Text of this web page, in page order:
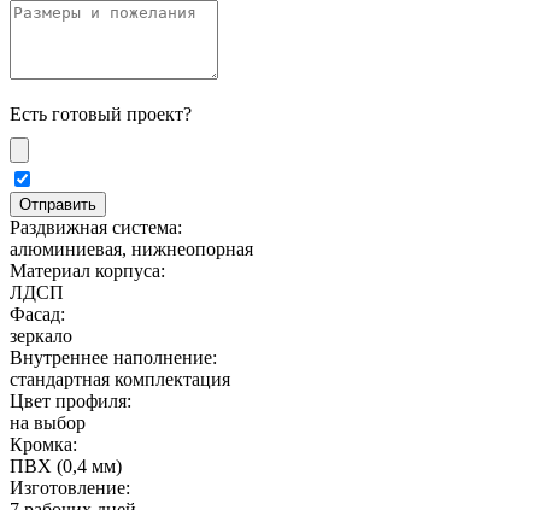
Есть готовый проект?
Раздвижная система:
алюминиевая, нижнеопорная
Материал корпуса:
ЛДСП
Фасад:
зеркало
Внутреннее наполнение:
стандартная комплектация
Цвет профиля:
на выбор
Кромка:
ПВХ (0,4 мм)
Изготовление: